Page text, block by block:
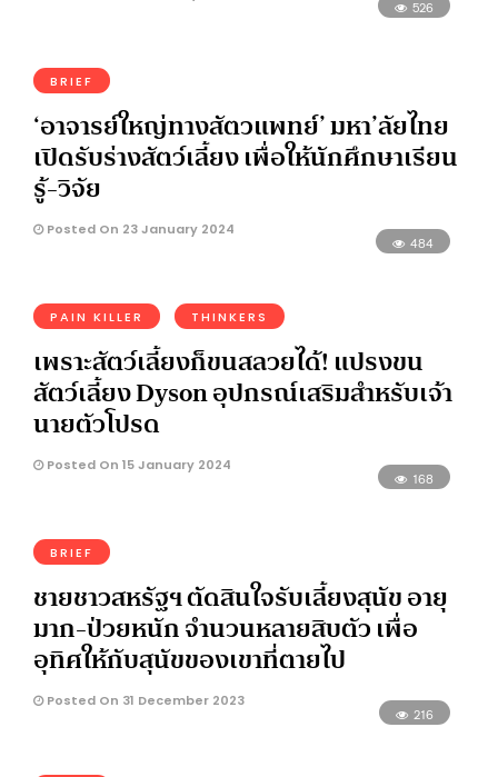
526
BRIEF
‘อาจารย์ใหญ่ทางสัตวแพทย์’ มหา’ลัยไทย
เปิดรับร่างสัตว์เลี้ยง เพื่อให้นักศึกษาเรียน
รู้-วิจัย
Posted On 23 January 2024
484
PAIN KILLER THINKERS
เพราะสัตว์เลี้ยงก็ขนสลวยได้! แปรงขน
สัตว์เลี้ยง Dyson อุปกรณ์เสริมสำหรับเจ้า
นายตัวโปรด
Posted On 15 January 2024
168
BRIEF
ชายชาวสหรัฐฯ ตัดสินใจรับเลี้ยงสุนัข อายุ
มาก-ป่วยหนัก จำนวนหลายสิบตัว เพื่อ
อุทิศให้กับสุนัขของเขาที่ตายไป
Posted On 31 December 2023
216